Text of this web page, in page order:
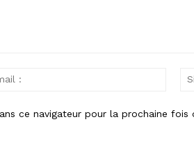
Email
ce navigateur pour la prochaine fois